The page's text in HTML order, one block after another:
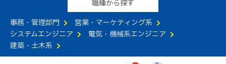
職種から探す
事務・管理部門
営業・マーケティング系
システムエンジニア
電気・機械系エンジニア
建築・土木系